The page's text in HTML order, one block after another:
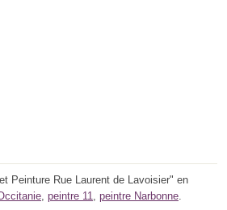
Peinture Rue Laurent de Lavoisier" en
, peintre 11, peintre Narbonne.